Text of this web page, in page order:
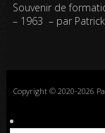
Souvenir de
– 1963 – par
Copyright © 2020-2026